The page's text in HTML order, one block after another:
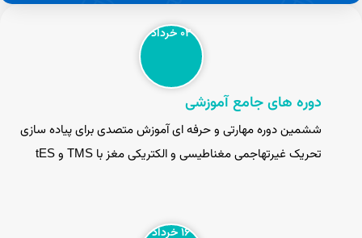
۰۲ خرداد
دوره های جامع آموزشی
ششمین دوره مهارتی و حرفه ای آموزش متصدی برای پیاده سازی
تحریک غیرتهاجمی مغناطیسی و الکتریکی مغز با TMS و tES
۱۶ خرداد